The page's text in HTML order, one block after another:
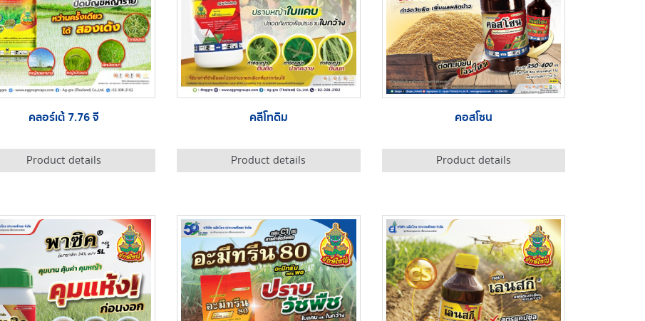
คลอร์เต้ 7.76 จี
Product details
คลีโทดิม
Product details
คอสโซน
Product details